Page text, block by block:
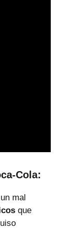
Cola:
mal
que